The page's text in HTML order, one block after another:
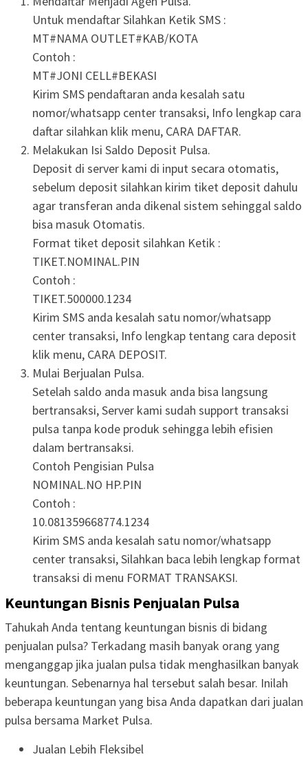
Untuk mendaftar Silahkan Ketik SMS :
MT#NAMA OUTLET#KAB/KOTA
Contoh :
MT#JONI CELL#BEKASI
Kirim SMS pendaftaran anda kesalah satu
nomor/whatsapp center transaksi, Info lengkap cara
daftar silahkan klik menu, CARA DAFTAR.
Melakukan Isi Saldo Deposit Pulsa.
Deposit di server kami di input secara otomatis,
sebelum deposit silahkan kirim tiket deposit dahulu
agar transferan anda dikenal sistem sehinggal saldo
bisa masuk Otomatis.
Format tiket deposit silahkan Ketik :
TIKET.NOMINAL.PIN
Contoh :
TIKET.500000.1234
Kirim SMS anda kesalah satu nomor/whatsapp
center transaksi, Info lengkap tentang cara deposit
klik menu, CARA DEPOSIT.
Mulai Berjualan Pulsa.
Setelah saldo anda masuk anda bisa langsung
bertransaksi, Server kami sudah support transaksi
pulsa tanpa kode produk sehingga lebih efisien
dalam bertransaksi.
Contoh Pengisian Pulsa
NOMINAL.NO HP.PIN
Contoh :
10.081359668774.1234
Kirim SMS anda kesalah satu nomor/whatsapp
center transaksi, Silahkan baca lebih lengkap format
transaksi di menu FORMAT TRANSAKSI.
Keuntungan Bisnis Penjualan Pulsa
Tahukah Anda tentang keuntungan bisnis di bidang
penjualan pulsa? Terkadang masih banyak orang yang
menganggap jika jualan pulsa tidak menghasilkan banyak
keuntungan. Sebenarnya hal tersebut salah besar. Inilah
beberapa keuntungan yang bisa Anda dapatkan dari jualan
pulsa bersama Market Pulsa.
Jualan Lebih Fleksibel